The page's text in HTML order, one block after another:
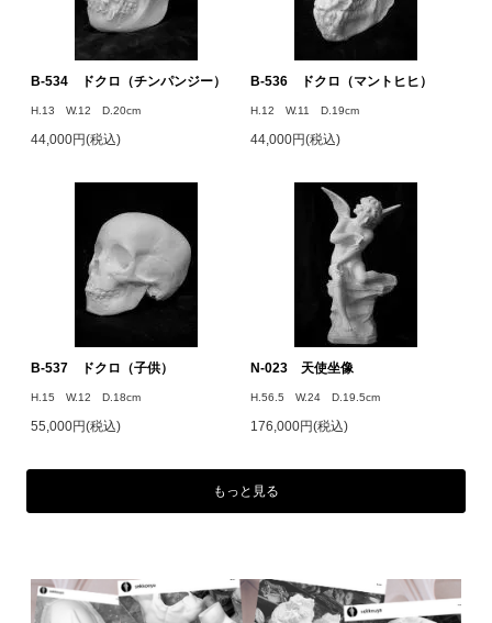
B-534 ドクロ（チンパンジー）
H.13 W.12 D.20cm
44,000円(税込)
B-536 ドクロ（マントヒヒ）
H.12 W.11 D.19cm
44,000円(税込)
B-537 ドクロ（子供）
H.15 W.12 D.18cm
55,000円(税込)
N-023 天使坐像
H.56.5 W.24 D.19.5cm
176,000円(税込)
もっと見る